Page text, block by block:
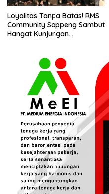
Loyalitas Tanpa Batas! RMS
Community Soppeng Sambut
Hangat Kunjungan